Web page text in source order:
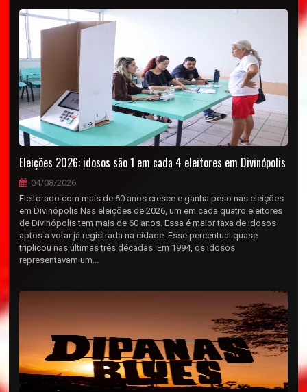
Eleições 2026: idosos são 1 em cada 4 eleitores em Divinópolis
04/08/2026
Eleitorado com mais de 60 anos cresce e ganha peso nas eleições
em Divinópolis Nas eleições de 2026, um em cada quatro eleitores
de Divinópolis tem mais de 60 anos. Essa é maior taxa de idosos
aptos a votar já registrada na cidade. Esse percentual quase
triplicou nas últimas três décadas. Em 1994, os idosos
representavam um...